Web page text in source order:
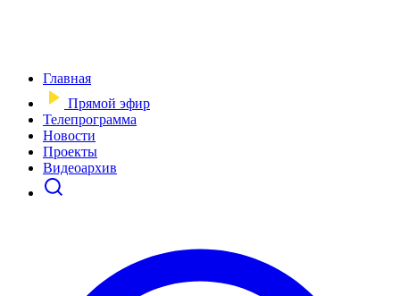
Главная
Прямой эфир
Телепрограмма
Новости
Проекты
Видеоархив